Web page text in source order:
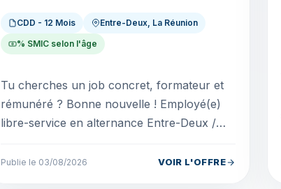
CDD - 12 Mois Entre-Deux, La Réunion
% SMIC selon l'âge
Tu cherches un job concret, formateur et
rémunéré ? Bonne nouvelle ! Employé(e)
libre-service en alternance Entre-Deux /
groupe STAND UP FO...
Publie le 03/08/2026 VOIR L'OFFRE